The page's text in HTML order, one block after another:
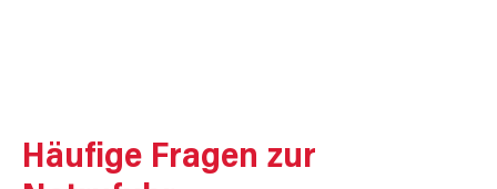
Häufige Fragen zur